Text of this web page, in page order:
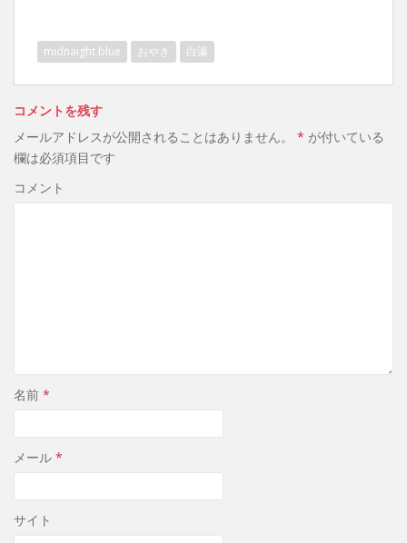
midnaight blue おやき 白瀑
コメントを残す
メールアドレスが公開されることはありません。
* が付いている
欄は必須項目です
コメント
名前 *
メール *
サイト